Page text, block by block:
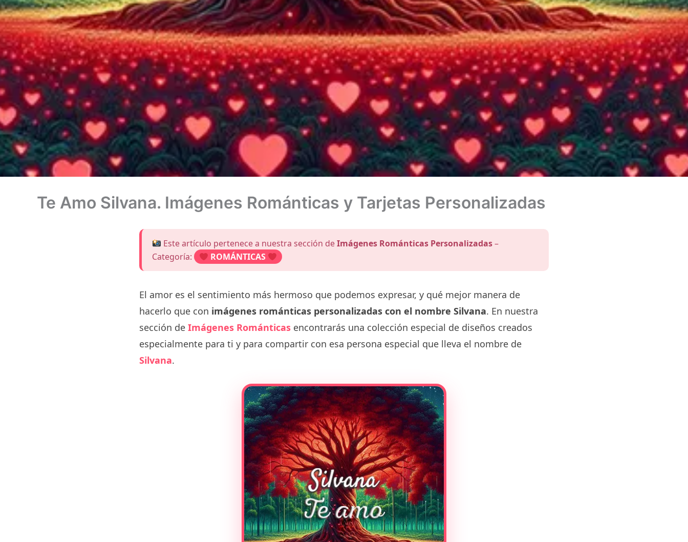
Te Amo Silvana. Imágenes Románticas y Tarjetas Personalizadas
Este artículo pertenece a nuestra sección deImágenes Románticas Personalizadas–
Categoría:
ROMÁNTICAS
El amor es el sentimiento más hermoso que podemos expresar, y qué mejor manera de
hacerlo que con imágenes románticas personalizadas con el nombre Silvana. En nuestra
sección de Imágenes Románticas encontrarás una colección especial de diseños creados
especialmente para ti y para compartir con esa persona especial que lleva el nombre de
Silvana.